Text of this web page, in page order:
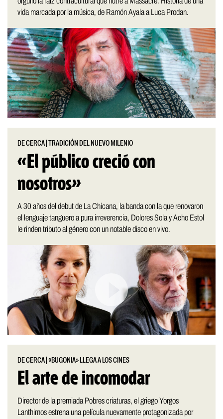
vida marcada por la música, de Ramón Ayala a Luca Prodan.
DE CERCA |TRADICIÓN DEL NUEVO MILENIO
«El público creció con
nosotros»
A 30 años del debut de La Chicana, la banda con la que renovaron
el lenguaje tanguero a pura irreverencia, Dolores Sola y Acho Estol
le rinden tributo al género con un notable disco en vivo.
DE CERCA |«BUGONIA» LLEGA A LOS CINES
El arte de incomodar
Director de la premiada Pobres criaturas, el griego Yorgos
Lanthimos estrena una película nuevamente protagonizada por